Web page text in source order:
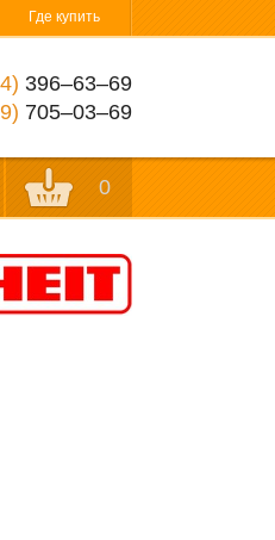
Где купить
396‒63‒69
705‒03‒69
0